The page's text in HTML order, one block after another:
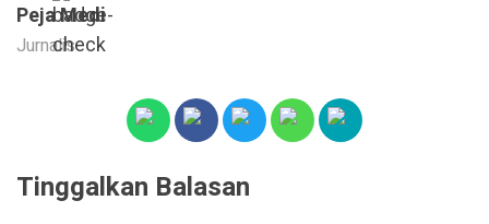
Peja Medi
Jurnalis
Tinggalkan Balasan